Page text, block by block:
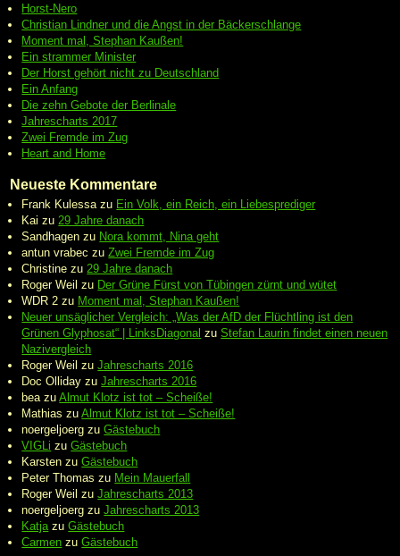
Horst-Nero
Christian Lindner und die Angst in der Bäckerschlange
Moment mal, Stephan Kaußen!
Ein strammer Minister
Der Horst gehört nicht zu Deutschland
Ein Anfang
Die zehn Gebote der Berlinale
Jahrescharts 2017
Zwei Fremde im Zug
Heart and Home
Neueste Kommentare
Frank Kulessa zu Ein Volk, ein Reich, ein Liebesprediger
Kai zu 29 Jahre danach
Sandhagen zu Nora kommt, Nina geht
antun vrabec zuZwei Fremde im Zug
Christine zu 29 Jahre danach
Roger Weil zu Der Grüne Fürst von Tübingen zürnt und wütet
WDR 2 zu Moment mal, Stephan Kaußen!
Neuer unsäglicher Vergleich: „Was der AfD der Flüchtling ist den
Grünen Glyphosat“ | LinksDiagonal zuStefan Laurin findet einen neuen
Nazivergleich
Roger Weil zuJahrescharts 2016
Doc Olliday zuJahrescharts 2016
bea zuAlmut Klotz ist tot – Scheiße!
Mathias zuAlmut Klotz ist tot – Scheiße!
noergeljoerg zuGästebuch
VIGLi zuGästebuch
Karsten zuGästebuch
Peter Thomas zu Mein Mauerfall
Roger Weil zuJahrescharts 2013
noergeljoerg zuJahrescharts 2013
Katja zuGästebuch
Carmen zuGästebuch